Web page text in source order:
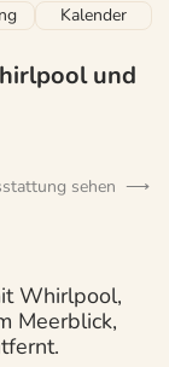
Kalender
und
sehen
Whirlpool,
Meerblick,